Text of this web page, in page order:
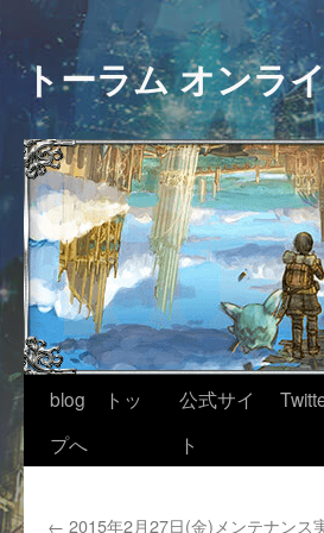
トーラム オンラ
blog トッ
プへ
公式サイ
ト
← 2015年2月27日(金)メンテナンス